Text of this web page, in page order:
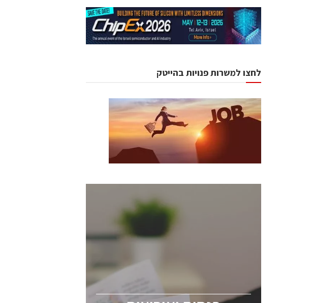
לחצו למשרות פנויות בהייטק
כנסים ואירועים
הסמיקונדקטור כולל מהנדסים, מומחים מקצועיים